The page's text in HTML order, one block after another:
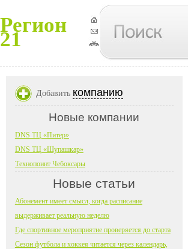
Регион
21
Добавить компанию
Новые компании
DNS ТЦ «Питер»
DNS ТЦ «Шупашкар»
Технопоинт Чебоксары
Новые статьи
Абонемент имеет смысл, когда расписание
выдерживает реальную неделю
Где спортивное мероприятие проверяется до старта
Сезон футбола и хоккея читается через календарь,